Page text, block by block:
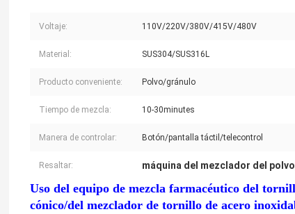
Voltaje: 110V/220V/380V/415V/480V
Material: SUS304/SUS316L
Producto conveniente: Polvo/gránulo
Tiempo de mezcla: 10-30minutes
Manera de controlar: Botón/pantalla táctil/telecontrol
Resaltar: máquina del mezclador del polvo
Uso del equipo de mezcla farmacéutico del
cónico/del mezclador de tornillo de acero